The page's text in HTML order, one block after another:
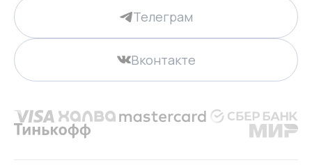
Телеграм
Вконтакте